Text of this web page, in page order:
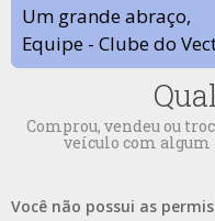
Um grande abraço,
Equipe - Clube do
Comprou, vendeu ou
veículo com algum
Você não possui as